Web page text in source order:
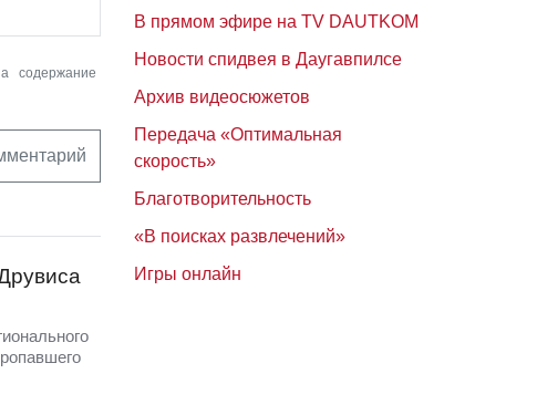
содержание
В прямом эфире на TV DAUTKOM
Новости спидвея в Даугавпилсе
Архив видеосюжетов
Передача «Оптимальная
скорость»
Благотворительность
«В поисках развлечений»
Игры онлайн